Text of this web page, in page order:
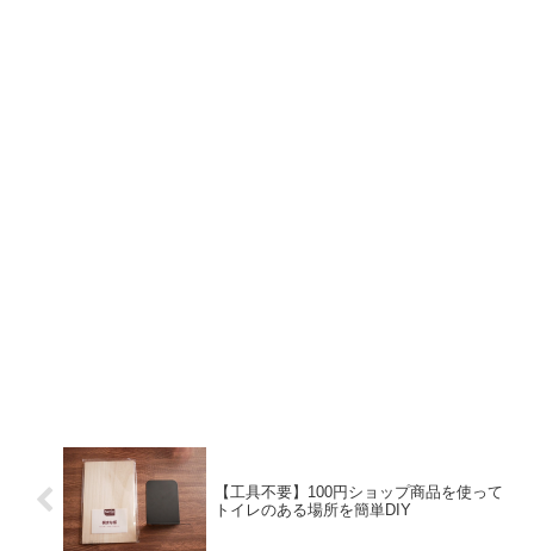
【工具不要】100円ショップ商品を使って
トイレのある場所を簡単DIY